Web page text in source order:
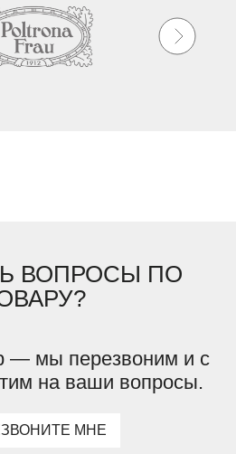
ВОПРОСЫ ПО
— мы перезвоним и с
на ваши вопросы.
МНЕ